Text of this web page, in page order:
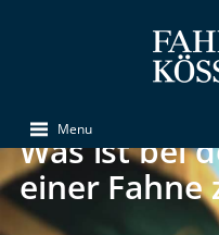
Menu
Was ist bei
einer Fahne